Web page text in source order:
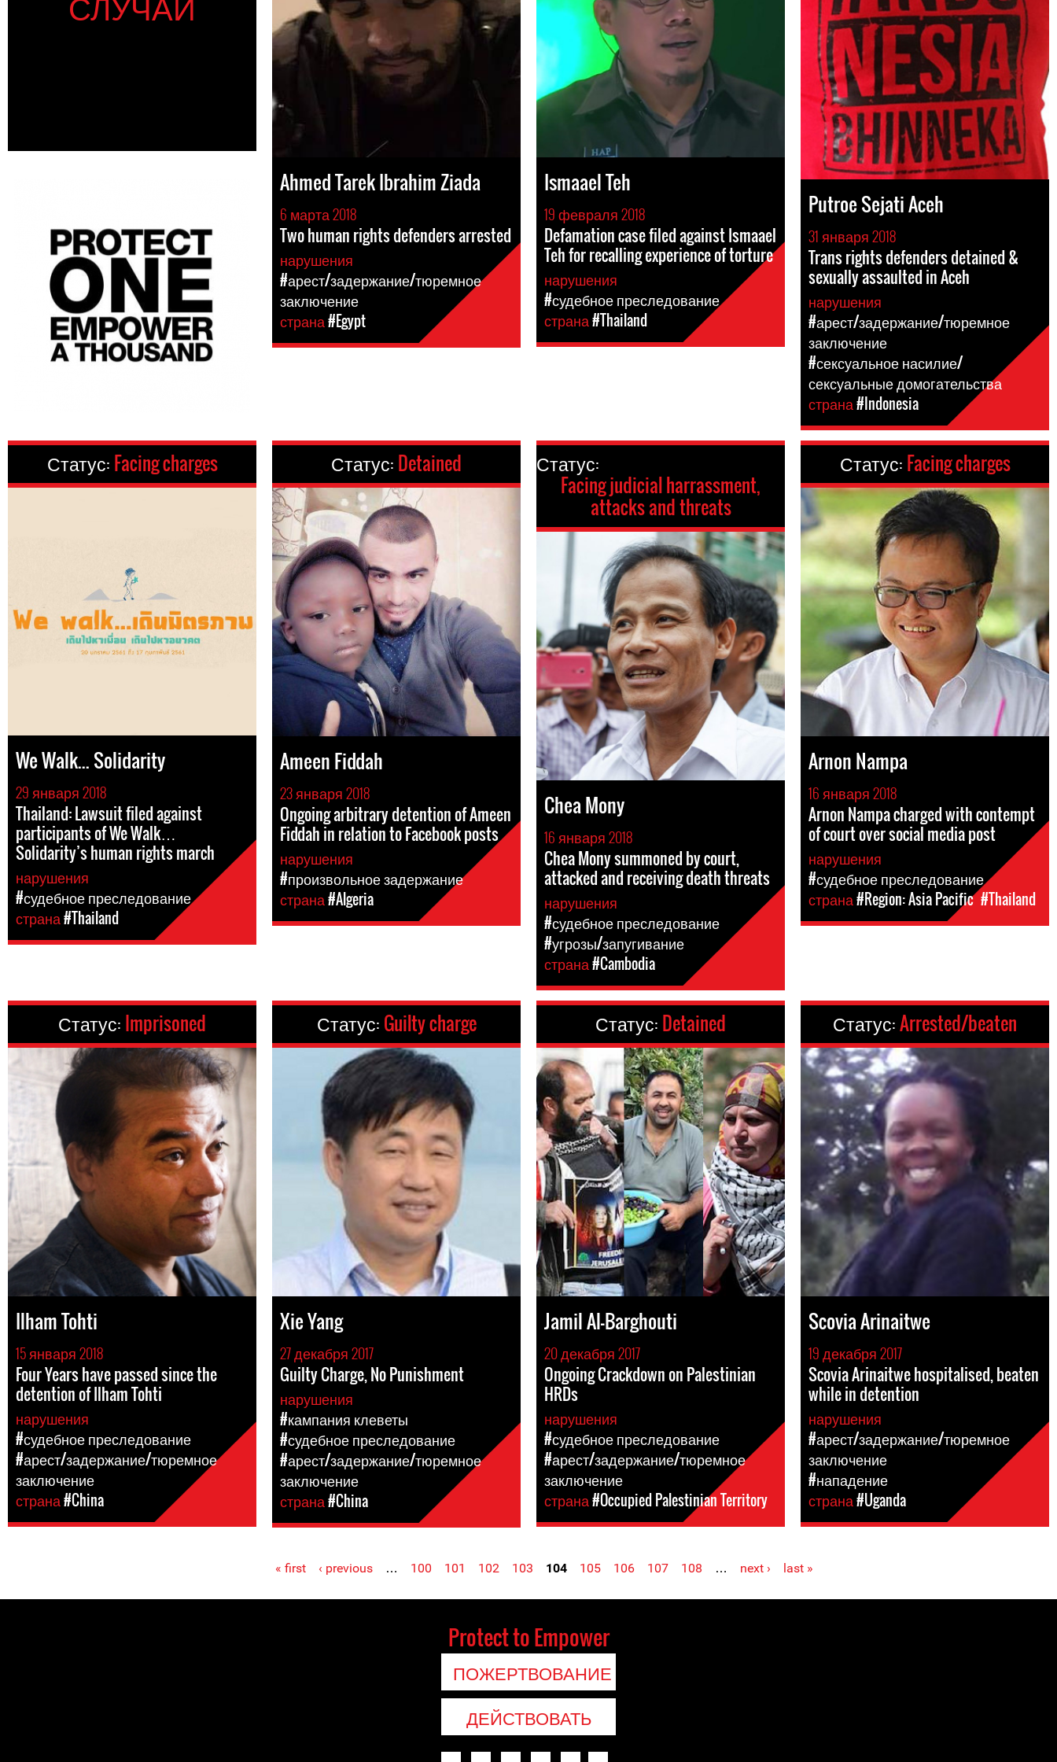
Ahmed Tarek Ibrahim Ziada
6 марта 2018
Two human rights defenders arrested
нарушения
#арест/задержание/тюремное
заключение
страна#Egypt
Ismaael Teh
19 февраля 2018
Defamation case filed against Ismaael
Teh for recalling experience of torture
нарушения
#судебное преследование
страна#Thailand
Putroe Sejati Aceh
31 января 2018
Trans rights defenders detained &
sexually assaulted in Aceh
нарушения
#арест/задержание/тюремное
заключение
#сексуальное насилие/
сексуальные домогательства
страна#Indonesia
Статус: Facing charges
We Walk... Solidarity
29 января 2018
Thailand: Lawsuit filed against
participants of We Walk…
Solidarity’s human rights march
нарушения
#судебное преследование
страна#Thailand
Статус: Detained
Ameen Fiddah
23 января 2018
Ongoing arbitrary detention of Ameen
Fiddah in relation to Facebook posts
нарушения
#произвольное задержание
страна#Algeria
Статус:
Facing judicial harrassment,
attacks and threats
Chea Mony
16 января 2018
Chea Mony summoned by court,
attacked and receiving death threats
нарушения
#судебное преследование
#угрозы/запугивание
страна#Cambodia
Статус: Facing charges
Arnon Nampa
16 января 2018
Arnon Nampa charged with contempt
of court over social media post
нарушения
#судебное преследование
страна#Region: Asia Pacific #Thailand
Статус: Imprisoned
Ilham Tohti
15 января 2018
Four Years have passed since the
detention of Ilham Tohti
нарушения
#судебное преследование
#арест/задержание/тюремное
заключение
страна#China
Статус: Guilty charge
Xie Yang
27 декабря 2017
Guilty Charge, No Punishment
нарушения
#кампания клеветы
#судебное преследование
#арест/задержание/тюремное
заключение
страна#China
Статус: Detained
Jamil Al-Barghouti
20 декабря 2017
Ongoing Crackdown on Palestinian
HRDs
нарушения
#судебное преследование
#арест/задержание/тюремное
заключение
страна#Occupied Palestinian Territory
Статус:Arrested/beaten
Scovia Arinaitwe
19 декабря 2017
Scovia Arinaitwe hospitalised, beaten
while in detention
нарушения
#арест/задержание/тюремное
заключение
#нападение
страна#Uganda
Pages « first ‹ previous … 100 101 102 103 104 105 106 107 108 … next › last »
Protect to Empower
ПОЖЕРТВОВАНИЕ
ДЕЙСТВОВАТЬ